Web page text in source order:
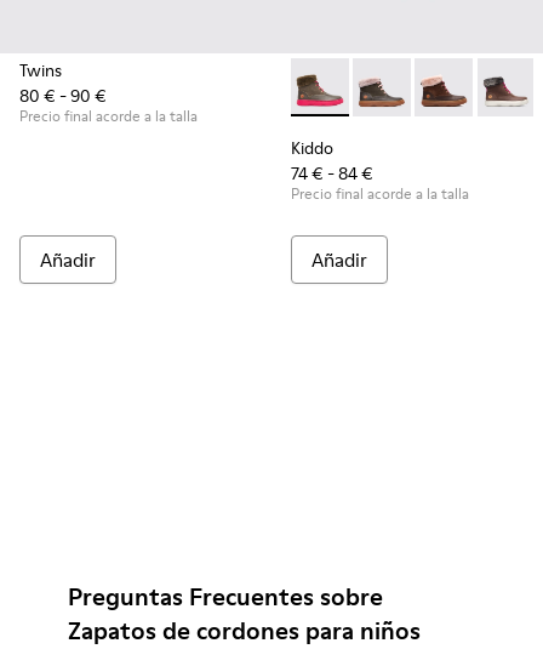
Twins
80 € - 90 €
Precio final acorde a la talla
Añadir
Kiddo - K900098-007 -
Kiddo - K900098-010
Kiddo -Kiddo
Kiddo
74 € - 84 €
Precio final acorde a la talla
Añadir
Preguntas Frecuentes sobre
Zapatos de cordones para niños